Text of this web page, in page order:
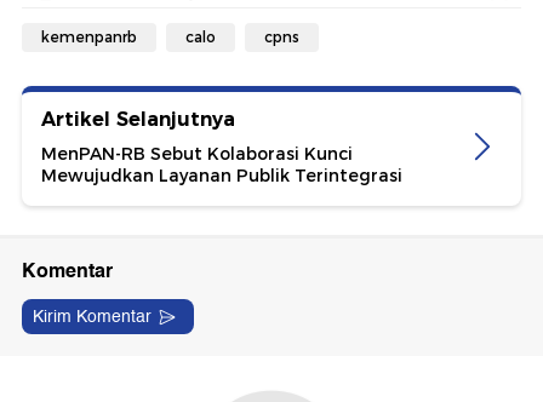
kemenpanrb calo cpns
Artikel Selanjutnya
MenPAN-RB Sebut Kolaborasi Kunci
Mewujudkan Layanan Publik Terintegrasi